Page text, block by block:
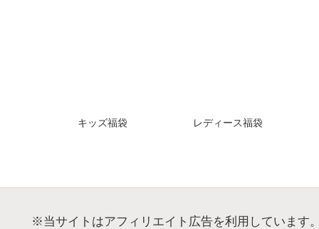
キッズ福袋 レディース福袋
※当サイトはアフィリエイト広告を利用しています